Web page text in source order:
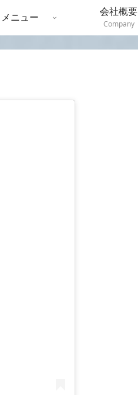
ニュー
会社概要
Company